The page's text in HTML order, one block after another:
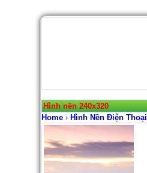
Hình nền 240x320
Home› Hình Nền Điện Thoại